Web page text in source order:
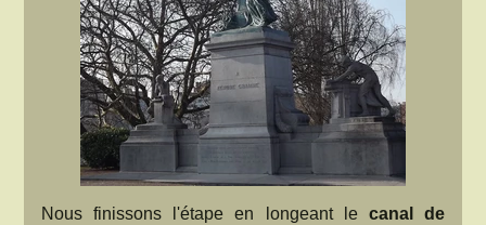
Nous finissons l'étape en longeant le canal de